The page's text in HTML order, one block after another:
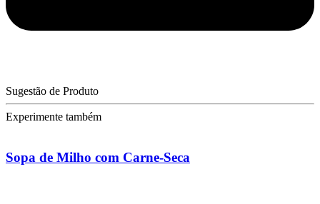
Sugestão de Produto
Experimente também
Sopa de Milho com Carne-Seca